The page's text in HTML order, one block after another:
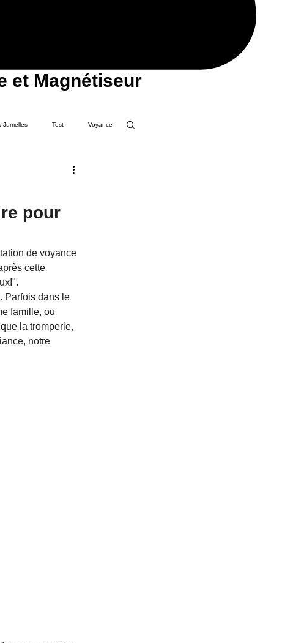
et Magnétiseur
Jumelles Test Voyance
pour
de voyance
cette
Parfois dans le
famille, ou
la tromperie,
notre